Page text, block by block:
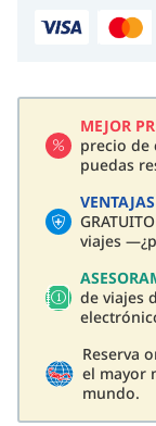
MEJOR
precio de
puedas
viajes
de viajes
Reserva
el mayor
mundo.